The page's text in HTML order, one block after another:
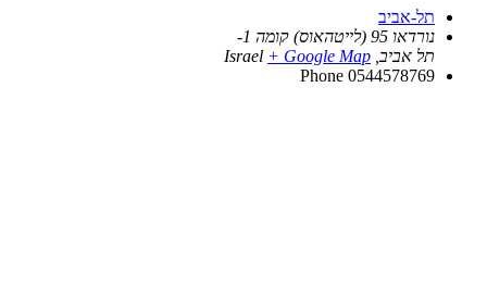
תל-אביב
נורדאו 95 (לייטהאוס) קומה 1-
תל אביב
Israel + Google Map
Phone 0544578769